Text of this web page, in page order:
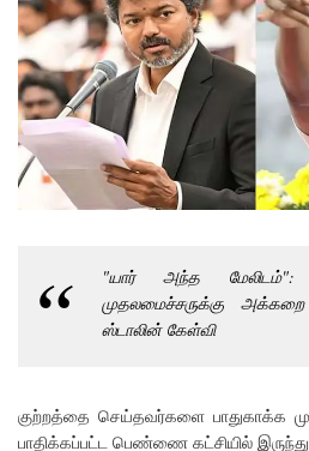
"யார் அந்த மேலிடம்":
முதலமைச்சருக்கு அக்கறை
ஸ்டாலின் கேள்வி
குற்றத்தை செய்தவர்களை பாதுகாக்க
பாதிக்கப்பட்ட பெண்ணை கட்சியில்